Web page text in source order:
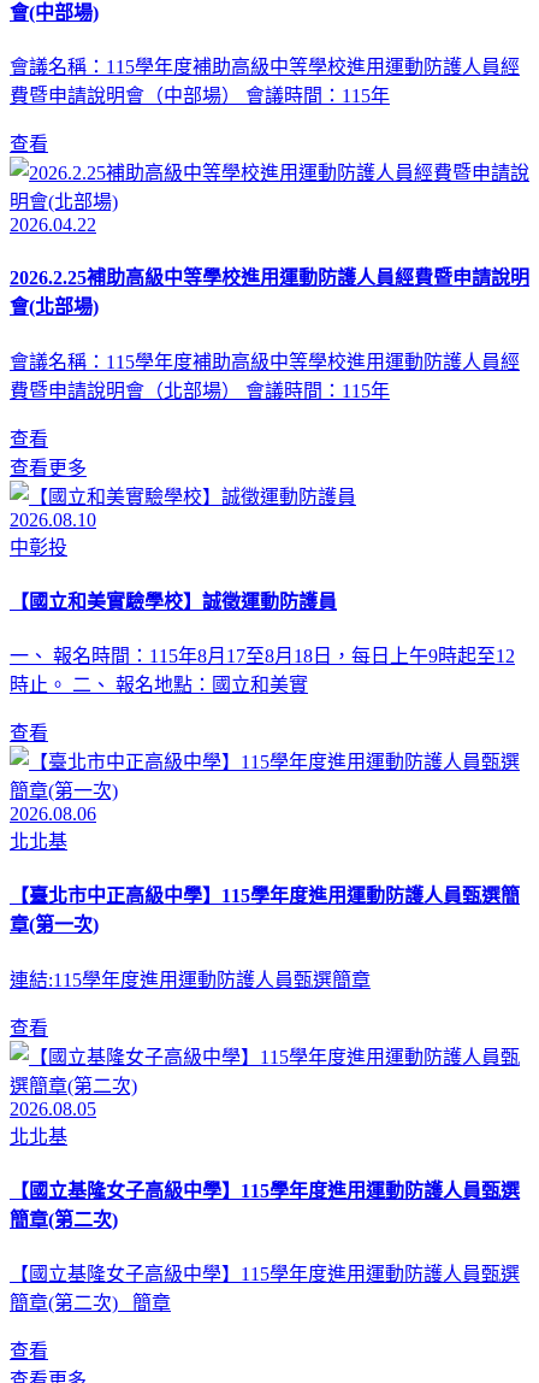
會(中部場)
會議名稱：115學年度補助高級中等學校進用運動防護人員經
費暨申請說明會（中部場） 會議時間：115年
查看
2026.04.22
2026.2.25補助高級中等學校進用運動防護人員經費暨申請說明
會(北部場)
會議名稱：115學年度補助高級中等學校進用運動防護人員經
費暨申請說明會（北部場） 會議時間：115年
查看
查看更多
2026.08.10
中彰投
【國立和美實驗學校】誠徵運動防護員
一、 報名時間：115年8月17至8月18日，每日上午9時起至12
時止。 二、 報名地點：國立和美實
查看
2026.08.06
北北基
【臺北市中正高級中學】115學年度進用運動防護人員甄選簡
章(第一次)
連結:115學年度進用運動防護人員甄選簡章
查看
2026.08.05
北北基
【國立基隆女子高級中學】115學年度進用運動防護人員甄選
簡章(第二次)
【國立基隆女子高級中學】115學年度進用運動防護人員甄選
簡章(第二次) 簡章
查看